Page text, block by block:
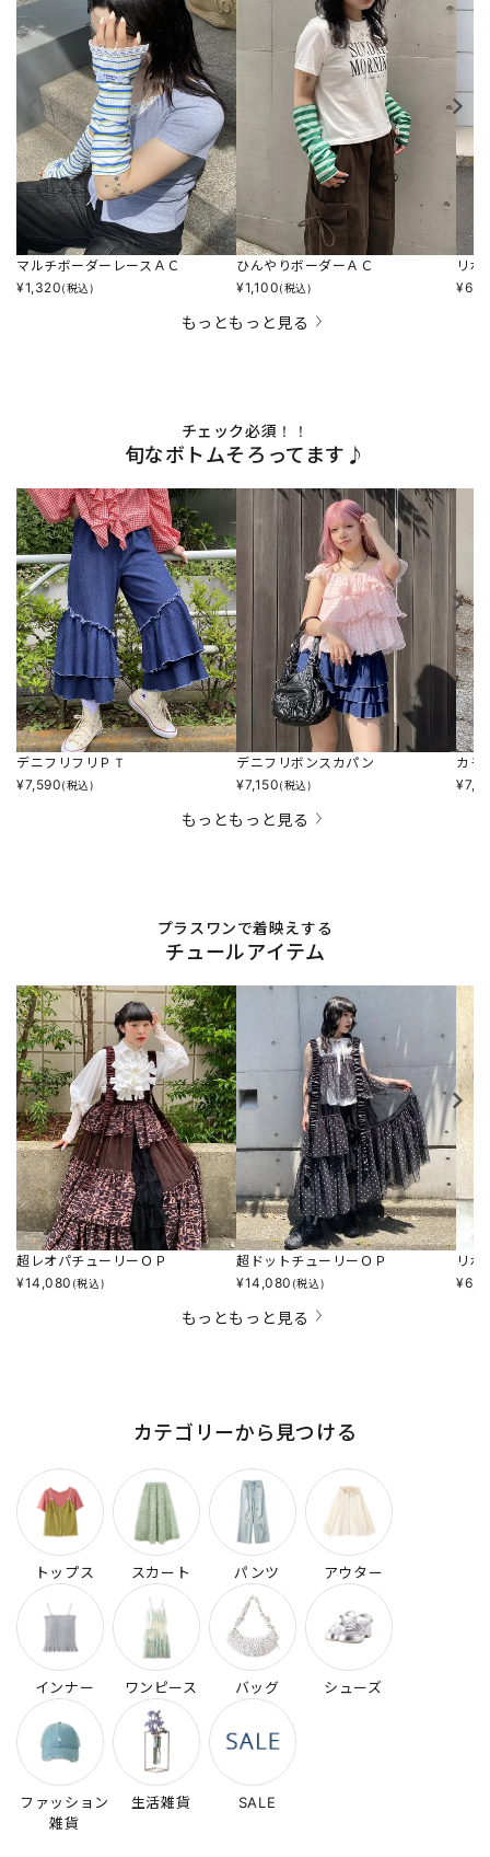
マルチボーダーレースＡＣ
¥1,320(税込)
ひんやりボーダーＡＣ
¥1,100(税込)
リボ
¥
もっともっと見る
チェック必須！！
旬なボトムそろってます♪
デニフリフリＰＴ
¥7,590(税込)
デニフリボンスカパン
¥7,150(税込)
カモ
¥
もっともっと見る
プラスワンで着映えする
チュールアイテム
超レオパチューリーＯＰ
¥14,080 (税込)
超ドットチューリーＯＰ
¥14,080 (税込)
リボ
¥
もっともっと見る
カテゴリーから見つける
トップス スカート パンツ アウター
インナー ワンピース バッグ シューズ
ファッション
雑貨
生活雑貨 SALE